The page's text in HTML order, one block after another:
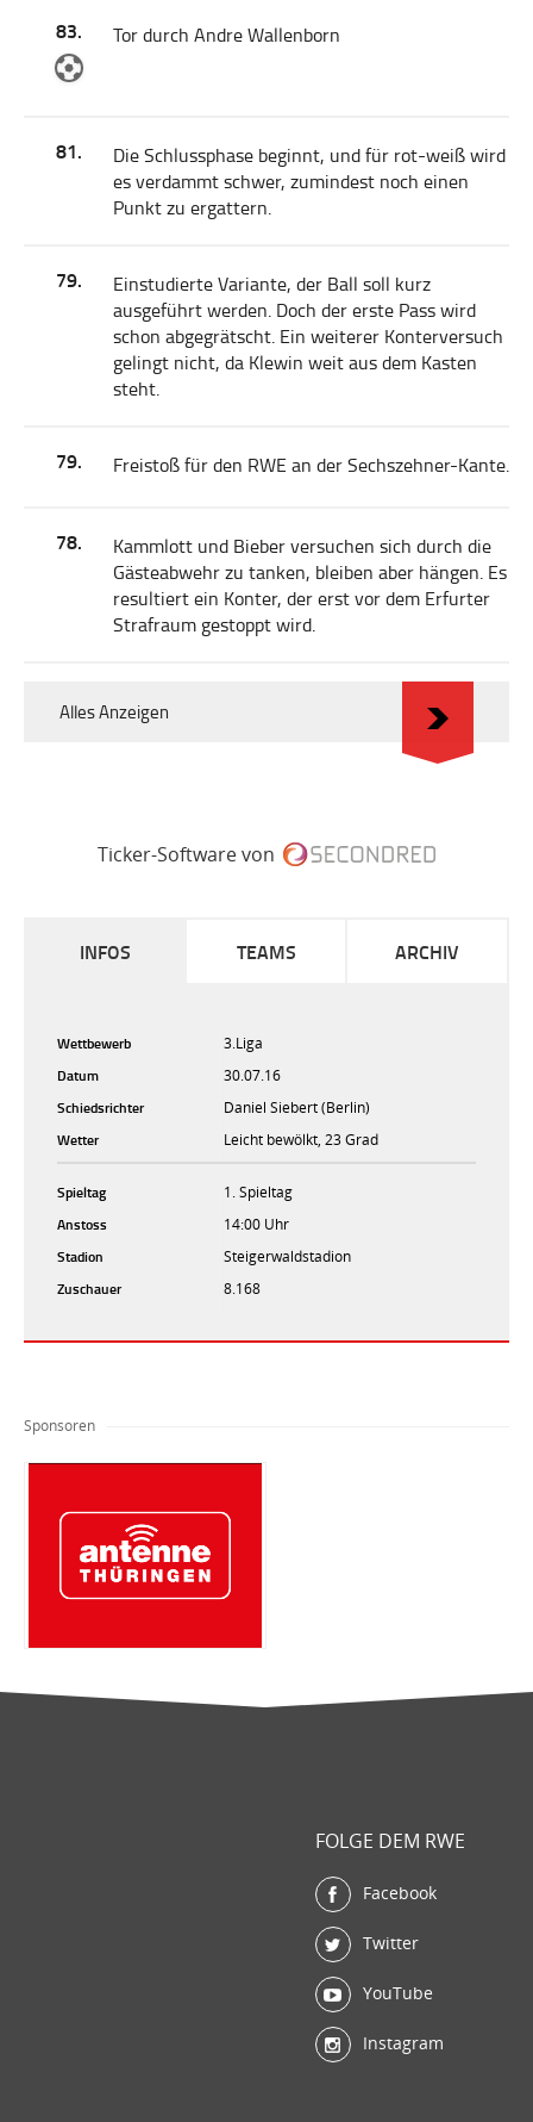
83. Tor durch Andre Wallenborn
81.
Die Schlussphase beginnt, und für rot-weiß wird
es verdammt schwer, zumindest noch einen
Punkt zu ergattern.
79.
Einstudierte Variante, der Ball soll kurz
ausgeführt werden. Doch der erste Pass wird
schon abgegrätscht. Ein weiterer Konterversuch
gelingt nicht, da Klewin weit aus dem Kasten
steht.
79. Freistoß für den RWE an der Sechszehner-Kante.
78.
Kammlott und Bieber versuchen sich durch die
Gästeabwehr zu tanken, bleiben aber hängen. Es
resultiert ein Konter, der erst vor dem Erfurter
Strafraum gestoppt wird.
Alles Anzeigen
Ticker-Software von
INFOS TEAMS ARCHIV
Wettbewerb
3.Liga
Datum
30.07.16
Schiedsrichter
Daniel Siebert (Berlin)
Wetter
Leicht bewölkt, 23 Grad
Spieltag
1. Spieltag
Anstoss
14:00 Uhr
Stadion
Steigerwaldstadion
Zuschauer
8.168
Sponsoren
FOLGE DEM RWE
Facebook
Twitter
YouTube
Instagram